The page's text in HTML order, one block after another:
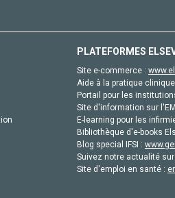
PLATEFORMES
Site e-commerce :
Aide à la pratique
Portail pour les
Site d'information sur
E-learning pour les
Bibliothèque d'e-books
Blog special IFSI :
Suivez notre actualité
Site d'emploi en santé :